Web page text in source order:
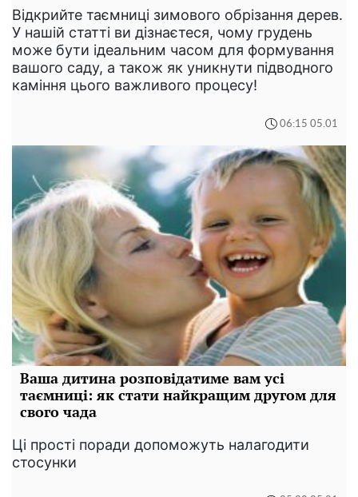
Відкрийте таємниці зимового обрізання дерев.
У нашій статті ви дізнаєтеся, чому грудень
може бути ідеальним часом для формування
вашого саду, а також як уникнути підводного
каміння цього важливого процесу!
06:15 05.01
Ваша дитина розповідатиме вам усі
таємниці: як стати найкращим другом для
свого чада
Ці прості поради допоможуть налагодити
стосунки